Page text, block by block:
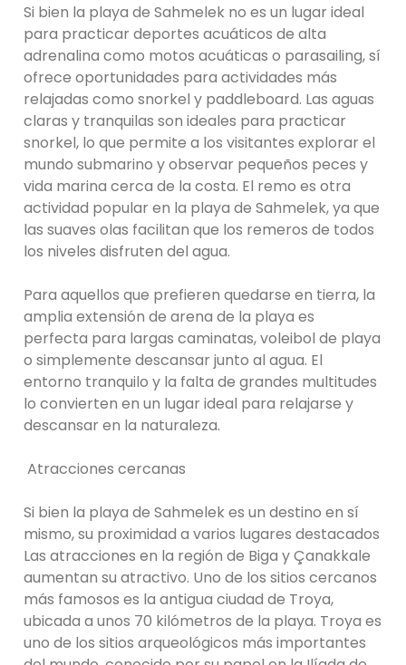
Si bien la playa de Sahmelek no es un lugar ideal
para practicar deportes acuáticos de alta
adrenalina como motos acuáticas o parasailing, sí
ofrece oportunidades para actividades más
relajadas como snorkel y paddleboard. Las aguas
claras y tranquilas son ideales para practicar
snorkel, lo que permite a los visitantes explorar el
mundo submarino y observar pequeños peces y
vida marina cerca de la costa. El remo es otra
actividad popular en la playa de Sahmelek, ya que
las suaves olas facilitan que los remeros de todos
los niveles disfruten del agua.
Para aquellos que prefieren quedarse en tierra, la
amplia extensión de arena de la playa es
perfecta para largas caminatas, voleibol de playa
o simplemente descansar junto al agua. El
entorno tranquilo y la falta de grandes multitudes
lo convierten en un lugar ideal para relajarse y
descansar en la naturaleza.
Atracciones cercanas
Si bien la playa de Sahmelek es un destino en sí
mismo, su proximidad a varios lugares destacados
Las atracciones en la región de Biga y Çanakkale
aumentan su atractivo. Uno de los sitios cercanos
más famosos es la antigua ciudad de Troya,
ubicada a unos 70 kilómetros de la playa. Troya es
uno de los sitios arqueológicos más importantes